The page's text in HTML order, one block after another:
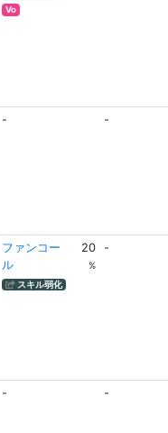
Vo
- -
ファンコー
ル
スキル弱化
20
%
-
- -